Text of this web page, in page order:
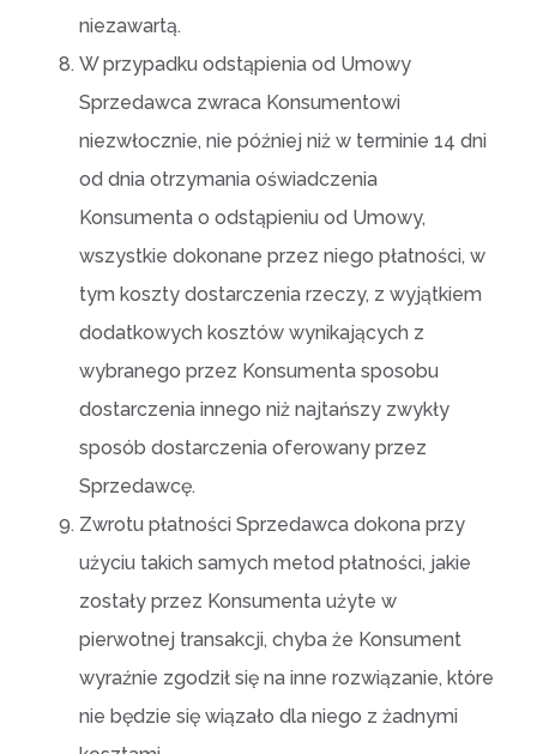
niezawartą.
W przypadku odstąpienia od Umowy
Sprzedawca zwraca Konsumentowi
niezwłocznie, nie później niż w terminie 14 dni
od dnia otrzymania oświadczenia
Konsumenta o odstąpieniu od Umowy,
wszystkie dokonane przez niego płatności, w
tym koszty dostarczenia rzeczy, z wyjątkiem
dodatkowych kosztów wynikających z
wybranego przez Konsumenta sposobu
dostarczenia innego niż najtańszy zwykły
sposób dostarczenia oferowany przez
Sprzedawcę.
Zwrotu płatności Sprzedawca dokona przy
użyciu takich samych metod płatności, jakie
zostały przez Konsumenta użyte w
pierwotnej transakcji, chyba że Konsument
wyraźnie zgodził się na inne rozwiązanie, które
nie będzie się wiązało dla niego z żadnymi